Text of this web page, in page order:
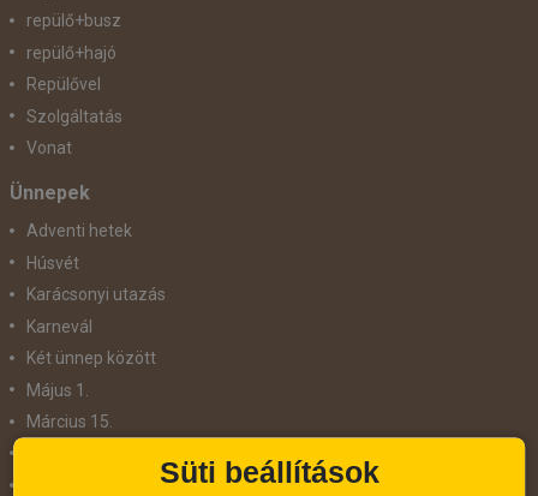
repülő+busz
repülő+hajó
Repülővel
Szolgáltatás
Vonat
Ünnepek
Adventi hetek
Húsvét
Karácsonyi utazás
Karnevál
Két ünnep között
Május 1.
Március 15.
Süti beállítások